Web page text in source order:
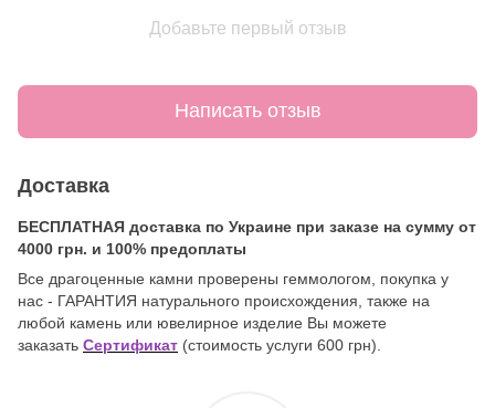
Добавьте первый отзыв
Написать отзыв
Доставка
БЕСПЛАТНАЯ доставка по Украине при заказе на сумму от
4000 грн. и 100% предоплаты
Все драгоценные камни проверены геммологом, покупка у
нас - ГАРАНТИЯ натурального происхождения, также на
любой камень или ювелирное изделие Вы можете
заказать Сертификат (стоимость услуги 600 грн).